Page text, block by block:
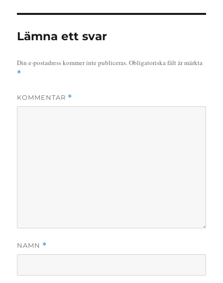
Lämna ett svar
Din e-postadress kommer inte publiceras.Obligatoriska fält är märkta
*
KOMMENTAR *
NAMN *